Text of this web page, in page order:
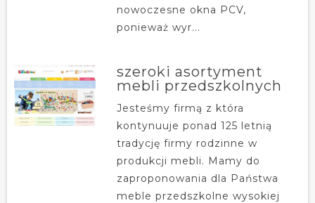
nowoczesne okna PCV,
ponieważ wyr...
szeroki asortyment
mebli przedszkolnych
Jesteśmy firmą z która
kontynuuje ponad 125 letnią
tradycję firmy rodzinne w
produkcji mebli. Mamy do
zaproponowania dla Państwa
meble przedszkolne wysokiej